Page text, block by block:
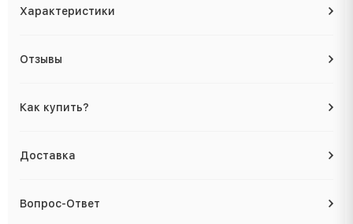
Характеристики
Отзывы
Как купить?
Доставка
Вопрос-Ответ